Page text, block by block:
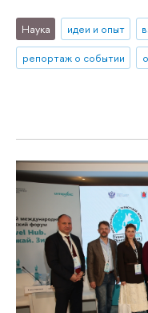
Наука идеи и опыт
репортаж о событии